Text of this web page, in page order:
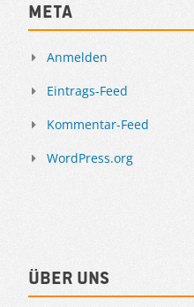
Meta
Anmelden
Eintrags-Feed
Kommentar-Feed
WordPress.org
Über uns